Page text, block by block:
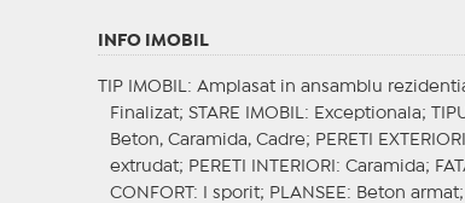
INFO IMOBIL
TIP IMOBIL : Amplasat in ansamblu
Finalizat; STARE IMOBIL : Exceptionala;
Beton, Caramida, Cadre; PERETI EXTERIORI
extrudat; PERETI INTERIORI : Caramida;
CONFORT
: I sporit; PLANSEE : Beton armat;